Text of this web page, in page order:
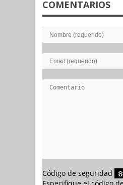
COMENTARIOS